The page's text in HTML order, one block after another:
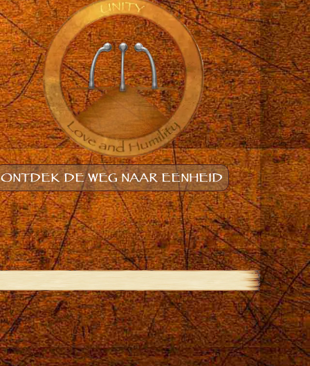
ONTDEK DE WEG NAAR EENHEID